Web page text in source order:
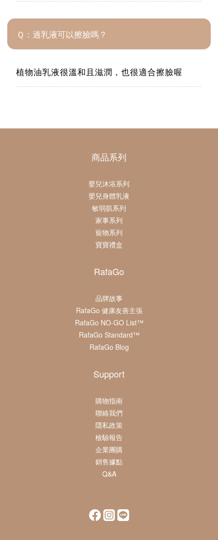
Ｑ：過乳液可以擦臉嗎？
植物油乳液很溫和且滋潤，也很適合擦臉喔
商品系列
嬰兒沐浴系列
嬰兒身體乳液
敏弱肌系列
家事系列
寵物系列
寶寶禮盒
RafaGo
品牌故事
RafaGo 健康友善主張
RafaGo NO-GO List™
RafaGo Standard™
RafaGo Blog
Support
購物指南
聯絡我們
隱私政策
檢驗報告
企業團購
銷售據點
Q&A